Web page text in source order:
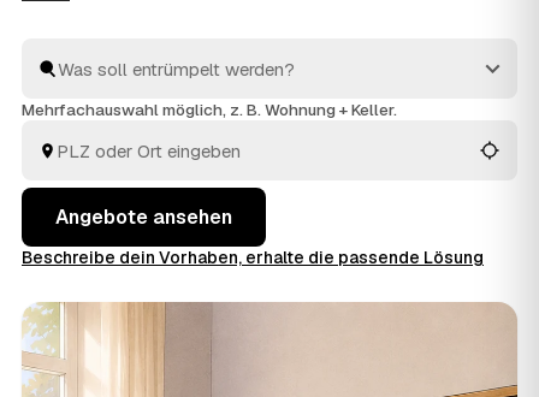
jeden einzeln anzuschreiben, stellen Sie eine Anfrage
und erhalten mehrere Festpreis-Angebote
in Lützen undBad Dürrenberg
Mehrfachauswahl möglich, z. B. Wohnung + Keller.
Angebote ansehen
Beschreibe dein Vorhaben, erhalte die passende Lösung